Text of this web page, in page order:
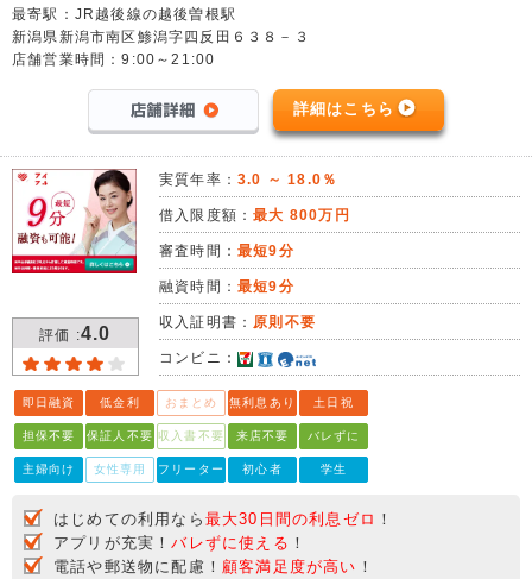
最寄駅：JR越後線の越後曽根駅
新潟県新潟市南区鯵潟字四反田６３８－３
店舗営業時間：9:00～21:00
詳細はこちら
評価 :4.0
実質年率： 3.0 ～ 18.0％
借入限度額：最大 800万円
審査時間： 最短9分
融資時間： 最短9分
収入証明書： 原則不要
コンビニ：
即日融資 低金利 おまとめ 無利息あり 土日祝
担保不要 保証人不要 収入書不要 来店不要 バレずに
主婦向け 女性専用 フリーター 初心者 学生
はじめての利用なら 最大30日間の利息ゼロ ！
アプリが充実！バレずに使える ！
電話や郵送物に配慮！ 顧客満足度が高い ！